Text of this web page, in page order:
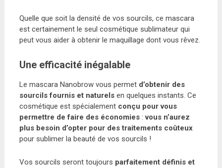
Quelle que soit la densité de vos sourcils, ce mascara
est certainement le seul cosmétique sublimateur qui
peut vous aider à obtenir le maquillage dont vous rêvez.
Une efficacité inégalable
Le mascara Nanobrow vous permet d’obtenir des
sourcils fournis et naturelsen quelques instants. Ce
cosmétique est spécialement conçu pour vous
permettre de faire des économies :vous n’aurez
plus besoin d’opter pour des traitements coûteux
pour sublimer la beauté de vos sourcils !
Vos sourcils seront toujours parfaitement définis et